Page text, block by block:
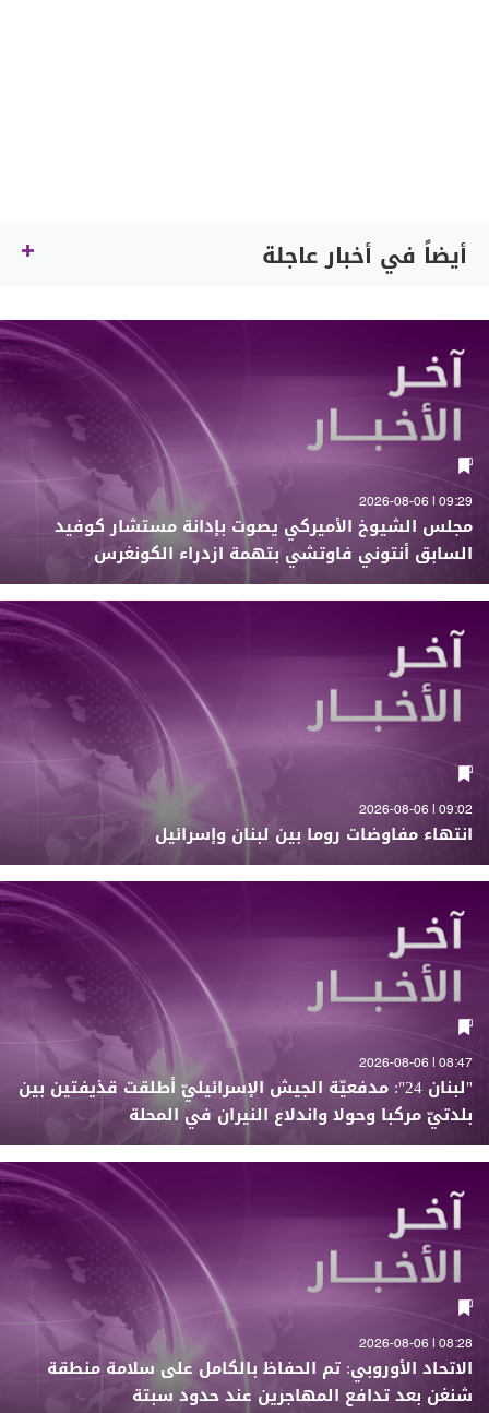
أيضاً في أخبار عاجلة
09:29 | 2026-08-06
مجلس الشيوخ الأميركي يصوت بإدانة مستشار كوفيد
السابق أنتوني فاوتشي بتهمة ازدراء الكونغرس
09:02 | 2026-08-06
انتهاء مفاوضات روما بين لبنان وإسرائيل
08:47 | 2026-08-06
"لبنان 24": مدفعيّة الجيش الإسرائيليّ أطلقت قذيفتين بين
بلدتيّ مركبا وحولا واندلاع النيران في المحلة
08:28 | 2026-08-06
الاتحاد الأوروبي: تم الحفاظ بالكامل على سلامة منطقة
شنغن بعد تدافع المهاجرين عند حدود سبتة